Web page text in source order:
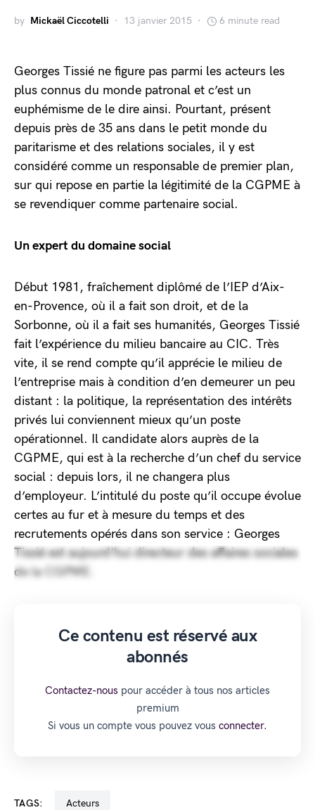
by Mickaël Ciccotelli 13 janvier 2015 6 minute read
Georges Tissié ne figure pas parmi les acteurs les
plus connus du monde patronal et c’est un
euphémisme de le dire ainsi. Pourtant, présent
depuis près de 35 ans dans le petit monde du
paritarisme et des relations sociales, il y est
considéré comme un responsable de premier plan,
sur qui repose en partie la légitimité de la CGPME à
se revendiquer comme partenaire social.
Un expert du domaine social
Début 1981, fraîchement diplômé de l’IEP d’Aix-
en-Provence, où il a fait son droit, et de la
Sorbonne, où il a fait ses humanités, Georges Tissié
fait l’expérience du milieu bancaire au CIC. Très
vite, il se rend compte qu’il apprécie le milieu de
l’entreprise mais à condition d’en demeurer un peu
distant : la politique, la représentation des intérêts
privés lui conviennent mieux qu’un poste
opérationnel. Il candidate alors auprès de la
CGPME, qui est à la recherche d’un chef du service
social : depuis lors, il ne changera plus
d’employeur. L’intitulé du poste qu’il occupe évolue
certes au fur et à mesure du temps et des
recrutements opérés dans son service : Georges
Tissié est aujourd’hui directeur des affaires sociales
de la CGPME.
Ce contenu est réservé aux
abonnés
Contactez-nous pour accéder à tous nos articles
premium
Si vous un compte vous pouvez vous connecter.
TAGS: Acteurs